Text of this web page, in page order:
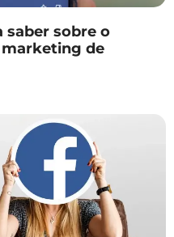
saber sobre o
marketing de